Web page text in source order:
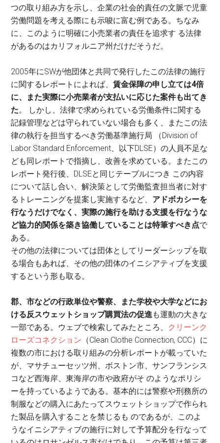
つの取り組み方を示し、企業の社会的責任の文脈で児童
労働問題を考える際にも示唆に富む例である。ちなみ
に、このように明確に小売業者の責任を追求す る法律
があるのはカリフォルニア州だけだそうだ。
2005年にSWが他団体と共同で発行したこの法律の施行
に関するレポートによれば、賃金保障の申し立ては4倍
に、また実際に小売業者が支払いに応じた案件も出てき
た。 しかし、法律で求められている労働条件に関する
記録管理などは守られていない場合も多く、またこの法
律の執行を担当するべき労働基準施行局 （Division of
Labor Standard Enforcement、以下DLSE）の人員不足な
ども同レポートで指摘し、改善を求めている。またこの
レポート発行後、DLSEと同じテーブルにつき この内容
について話し合い、解決策として労働監査担当者に対す
るトレーニングを提案し実施するなど、 アドボカシーを
行なうだけでなく、実際の施行を助ける支援を行なうな
ど協力的関係を築き協働していることは特筆すべき点で
ある。
その他の法律については団体としてリーダーシップを取
る場合もあれば、その他の団体のイニシアティブを支援
するという形も取る。
郡、市などの行政単位や警察、また学校や大学などにお
ける反スウェットショップ購買法の促進も運動の大きな
一部である。ウェブで検索してみたところ、 クリーンク
ローズコネクション （Clean Clothe Connection, CCC）に
複数の市における取り組みの分析レポートが載っていた
が、マサチューセッツ州、ボストン市、サンフランシス
コなど西海岸、東海岸の市や政府がそ のようなポリシ
ーを持っているようである。基本的には警察や刑務所の
制服などの購入にあたってスウェットショップで作られ
た製品を購入することを禁じるも のであるが、このよ
うなイニシアティブの施行に対して予算配分を行なって